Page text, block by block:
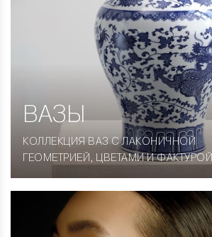
ВАЗЫ
КОЛЛЕКЦИЯ ВАЗ С ЛАКОНИЧНОЙ
ГЕОМЕТРИЕЙ, ЦВЕТАМИ И ФАКТУРОЙ